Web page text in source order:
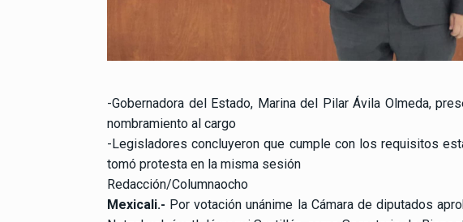
-Gobernadora del Estado, Marina del Pilar Ávila Olmeda,
nombramiento al cargo
-Legisladores concluyeron que cumple con los requisitos
tomó protesta en la misma sesión
Redacción/Columnaocho
Mexicali.- Por votación unánime la Cámara de diputados